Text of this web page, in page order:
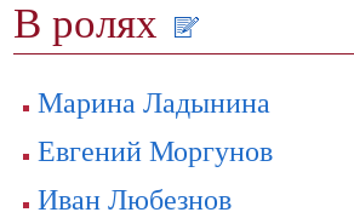
В ролях
Марина Ладынина
Евгений Моргунов
Иван Любезнов